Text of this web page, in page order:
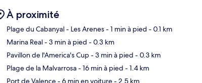
À proximité
Plage du Cabanyal - Les Arenes- 1 min à pied - 0.1 km
Marina Real- 3 min à pied - 0.3 km
Pavillon de l'America's Cup- 3 min à pied - 0.3 km
Plage de la Malvarrosa- 16 min à pied - 1.4 km
Port de Valence- 6 min en voiture- 2.5 km